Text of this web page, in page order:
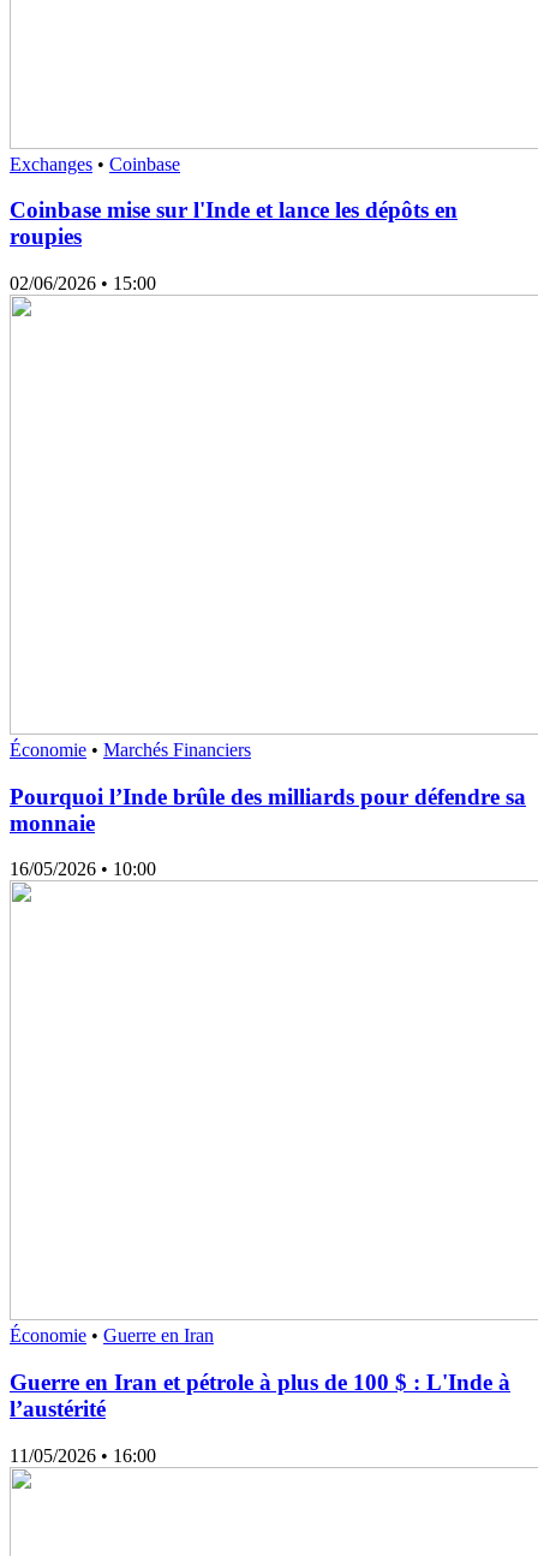
Exchanges • Coinbase
Coinbase mise sur l'Inde et lance les dépôts en
roupies
02/06/2026 • 15:00
Économie • Marchés Financiers
Pourquoi l’Inde brûle des milliards pour défendre sa
monnaie
16/05/2026 • 10:00
Économie • Guerre en Iran
Guerre en Iran et pétrole à plus de 100 $ : L'Inde à
l’austérité
11/05/2026 • 16:00